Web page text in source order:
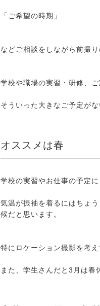
「ご希望の時期」
などご相談をしながら前撮り
学校や職場の実習・研修、
そういった大きなご予定が
オススメは春
学校の実習やお仕事の予定
気温が振袖を着るにはちょ
候だと思います。
特にロケーション撮影を考
また、学生さんだと3月は春